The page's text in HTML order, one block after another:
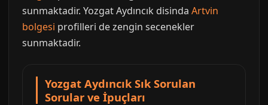
sunmaktadir. Yozgat Aydıncık disinda Artvin
bolgesi profilleri de zengin secenekler
sunmaktadir.
Yozgat Aydıncık Sık Sorulan
Sorular ve İpuçları